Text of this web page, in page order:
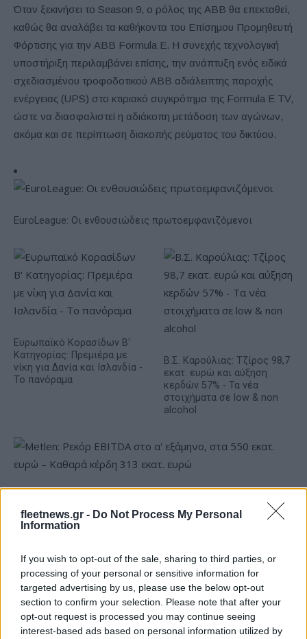
fleetnews.gr - Do Not Process My Personal
Information
If you wish to opt-out of the sale, sharing to third parties, or
processing of your personal or sensitive information for
targeted advertising by us, please use the below opt-out
section to confirm your selection. Please note that after your
opt-out request is processed you may continue seeing
interest-based ads based on personal information utilized by
Όταν ξεκινήσει το Season 9, ο ρόλος της ABB θα επεκταθεί,
καθώς θα αναλάβει τα καθήκοντα του Επίσημου Προμηθευτή
Φόρτισης για την ABB Formula E. Η συνεχής τεχνολογική
υποστήριξη περιλαμβάνει επίσης, την ανάπτυξη ενός ειδικά
σχεδιασμένου τροφοδοτικού ABB αδιάλειπτης παροχής
ενέργειας (UPS) στο κτιριακό συγκρότημα της Formula E TV,
ώστε να διασφαλιστεί η αδιάκοπη μετάδοση των αγώνων,
ακόμα και σε περίπτωση διακοπής ρεύματος του δικτύου.
EuroLeague: Οι ενθουσιώδεις πρωτοεμφανιζόμενοι
Ευρωπαϊκό Κορασίδων Β'
Κατηγορίας: Πρεμιέρα με
νίκη για Δανία και Ισλανδία -
Το πανόραμα
Β.Σ. Καρούλιας: Τζίρος 98,7
εκατ. ευρώ και αύξηση
κερδών 57% - Τα νέα
στοιχήματα σε low & non
alcohol
Καθαρά κέρδη 313 εκατ. ευρώ